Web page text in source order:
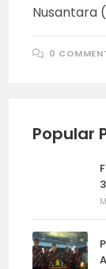
Nusantara
0
Popular